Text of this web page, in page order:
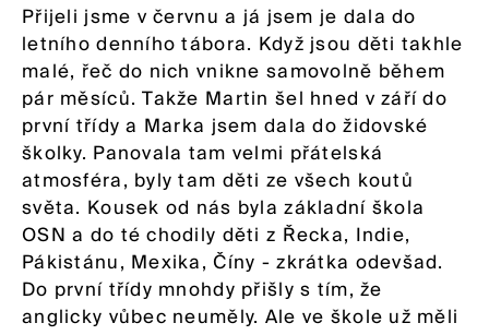
Přijeli jsme v červnu a já jsem je dala do
letního denního tábora. Když jsou děti takhle
malé, řeč do nich vnikne samovolně během
pár měsíců. Takže Martin šel hned v září do
první třídy a Marka jsem dala do židovské
školky. Panovala tam velmi přátelská
atmosféra, byly tam děti ze všech koutů
světa. Kousek od nás byla základní škola
OSN a do té chodily děti z Řecka, Indie,
Pákistánu, Mexika, Číny - zkrátka odevšad.
Do první třídy mnohdy přišly s tím, že
anglicky vůbec neuměly. Ale ve škole už měli